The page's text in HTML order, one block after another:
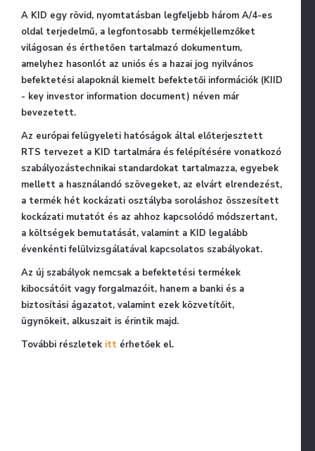
A KID egy rövid, nyomtatásban legfeljebb három A/4-es
oldal terjedelmű, a legfontosabb termékjellemzőket
világosan és érthetően tartalmazó dokumentum,
amelyhez hasonlót az uniós és a hazai jog nyilvános
befektetési alapoknál kiemelt befektetői információk (KIID
- key investor information document) néven már
bevezetett.
Az európai felügyeleti hatóságok által előterjesztett
RTS tervezet a KID tartalmára és felépítésére vonatkozó
szabályozástechnikai standardokat tartalmazza, egyebek
mellett a használandó szövegeket, az elvárt elrendezést,
a termék hét kockázati osztályba soroláshoz összesített
kockázati mutatót és az ahhoz kapcsolódó módszertant,
a költségek bemutatását, valamint a KID legalább
évenkénti felülvizsgálatával kapcsolatos szabályokat.
Az új szabályok nemcsak a befektetési termékek
kibocsátóit vagy forgalmazóit, hanem a banki és a
biztosítási ágazatot, valamint ezek közvetítőit,
ügynökeit, alkuszait is érintik majd.
További részletek itt érhetőek el.